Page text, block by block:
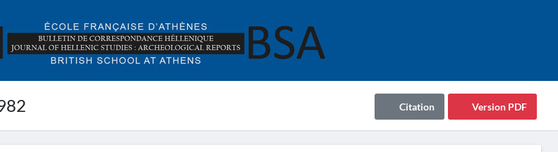
Version PDF
Citation